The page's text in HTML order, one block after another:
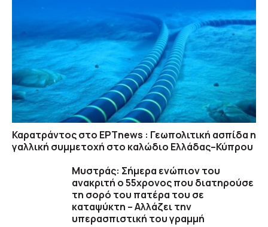
Καρατράντος στο ΕΡΤnews : Γεωπολιτική ασπίδα η
γαλλική συμμετοχή στο καλώδιο Ελλάδας–Κύπρου
Μυστράς: Σήμερα ενώπιον του
ανακριτή ο 55χρονος που διατηρούσε
τη σορό του πατέρα του σε
καταψύκτη – Αλλάζει την
υπερασπιστική του γραμμή